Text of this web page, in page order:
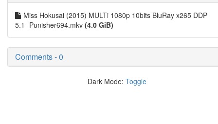
Miss Hokusai (2015) MULTi 1080p 10bits BluRay x265 DDP
5.1 -Punisher694.mkv (4.0 GiB)
Comments - 0
Dark Mode: Toggle